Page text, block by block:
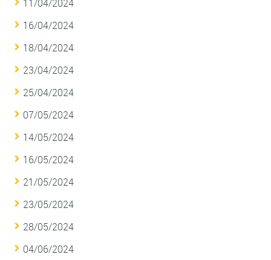
11/04/2024
16/04/2024
18/04/2024
23/04/2024
25/04/2024
07/05/2024
14/05/2024
16/05/2024
21/05/2024
23/05/2024
28/05/2024
04/06/2024